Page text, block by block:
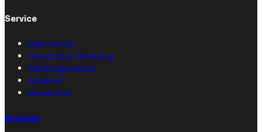
Service
Mein Konto
Versand & Lieferung
Zahlungsweisen
Widerruf
Newsletter
Kontakt